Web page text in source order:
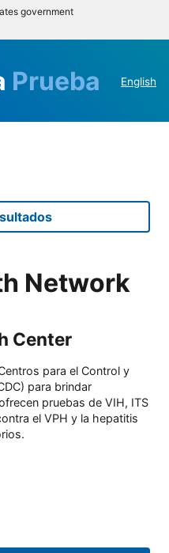
government
Prueba English
Network
Center
para el Control y
para brindar
pruebas de VIH, ITS
el VPH y la hepatitis